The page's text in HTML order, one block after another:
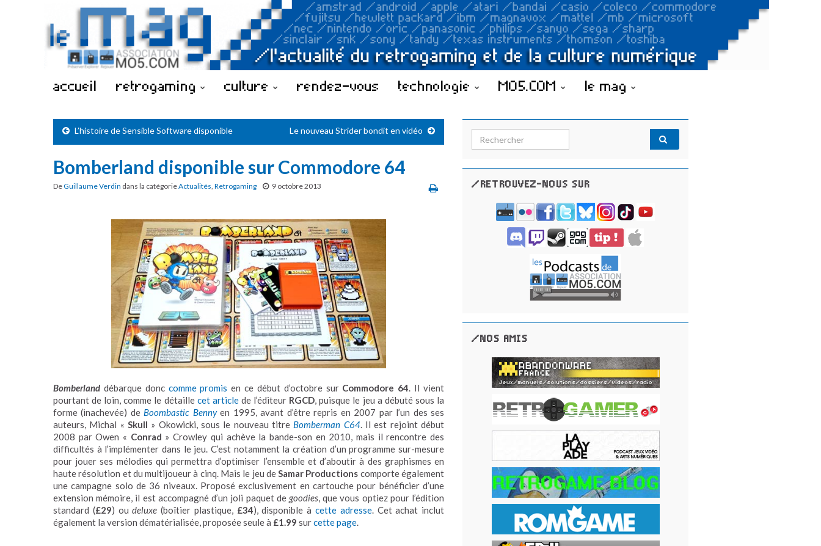
accueil retrogaming culture rendez-vous technologie MO5.COM le mag
L’histoire de Sensible Software disponible Le nouveau Strider bondit en vidéo
Bomberland disponible sur Commodore 64
DeGuillaume Verdin dans la catégorieActualités, Retrogaming 9 octobre 2013
Bomberland débarque donc comme promis en ce début d’octobre sur Commodore 64. Il vient
pourtant de loin, comme le détaille cet articlede l’éditeur RGCD, puisque le jeu a débuté sous la
forme (inachevée) de Boombastic Bennyen 1995, avant d’être repris en 2007 par l’un des ses
auteurs, Michal « Skull » Okowicki, sous le nouveau titre Bomberman C64. Il est rejoint début
2008 par Owen « Conrad » Crowley qui achève la bande-son en 2010, mais il rencontre des
difficultés à l’implémenter dans le jeu. C’est notamment la création d’un programme sur-mesure
pour jouer ses mélodies qui permettra d’optimiser l’ensemble et d’aboutir à des graphismes en
haute résolution et du multijoueur à cinq. Mais le jeu deSamar Productions comporte également
une campagne solo de 36 niveaux. Proposé exclusivement en cartouche pour bénéficier d’une
extension mémoire, il est accompagné d’un joli paquet de goodies, que vous optiez pour l’édition
standard (£29) oudeluxe (boîtier plastique, £34), disponible à cette adresse. Cet achat inclut
également la version dématérialisée, proposée seule à £1.99 surcette page.
Search for:
/RETROUVEZ-NOUS SUR
/NOS AMIS